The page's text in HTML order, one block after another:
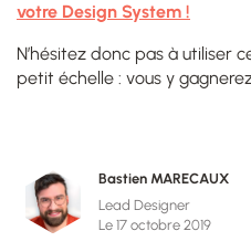
votre Design System !
N’hésitez donc pas à utiliser
petit échelle : vous y
Bastien MARECAUX
Lead Designer
Le 17 octobre 2019